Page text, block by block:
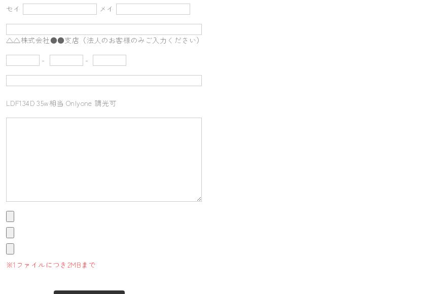
セイ
メイ
△△株式会社●●支店（法人のお客様のみご入力ください）
-
-
LDF134D 35w相当 Onlyone 調光可
※1ファイルにつき2MBまで